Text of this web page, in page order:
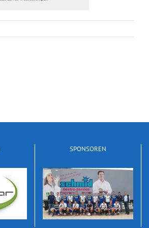
SPONSOREN